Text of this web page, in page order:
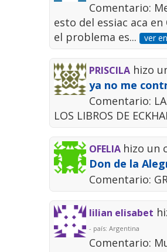
Comentario:
esto del essiac aca
el problema es... ver
PRISCILA hizo
ya no me
Comentario: LA
LOS LIBROS DE
OFELIA hizo un
Don de la
Comentario:
lilian elisabet
- país: Argentina
Comentario: